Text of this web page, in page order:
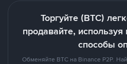
Торгуйте (BTC)
продавайте,
способы
Обменяйте BTC на Binance P2P.